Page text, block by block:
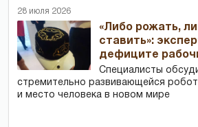
28 июля 2026
«Либо рожать,
ставить»:
дефиците
Специалисты
стремительно развивающейся
и место человека в новом мире